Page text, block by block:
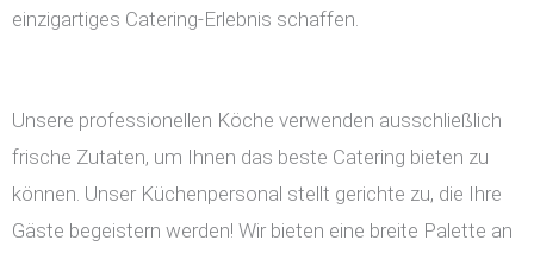
einzigartiges Catering-Erlebnis schaffen.
Unsere professionellen Köche verwenden ausschließlich
frische Zutaten, um Ihnen das beste Catering bieten zu
können. Unser Küchenpersonal stellt gerichte zu, die Ihre
Gäste begeistern werden! Wir bieten eine breite Palette an